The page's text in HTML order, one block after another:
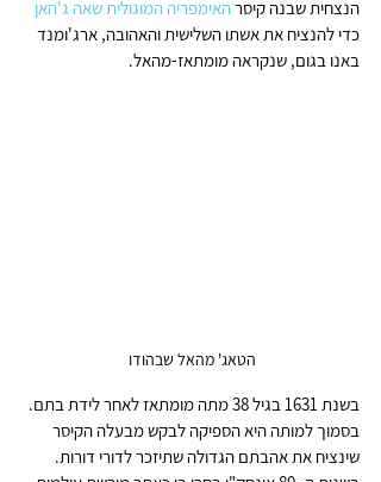
הנצחית שבנה קיסר האימפריה המוגוליתשאה ג'האן
כדי להנציח את אשתו השלישית והאהובה, ארג'ומנד
באנו בגום, שנקראה מומתאז-מהאל.
הטאג' מהאל שבהודו
בשנת 1631 בגיל 38 מתה מומתאז לאחר לידת בתם.
בסמוך למותה היא הספיקה לבקש מבעלה הקיסר
שינציח את אהבתם הגדולה שתיזכר לדורי דורות.